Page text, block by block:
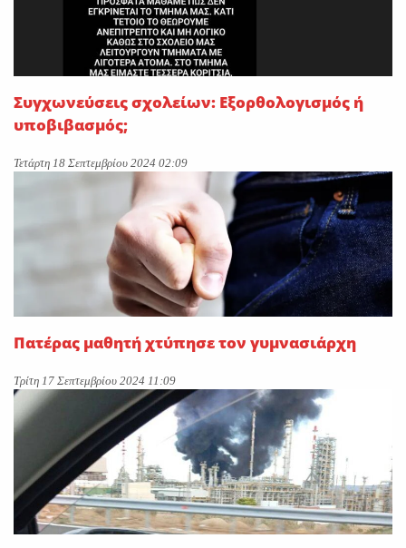
Συγχωνεύσεις σχολείων: Εξορθολογισμός ή
υποβιβασμός;
Τετάρτη 18 Σεπτεμβρίου 2024 02:09
Πατέρας μαθητή χτύπησε τον γυμνασιάρχη
Τρίτη 17 Σεπτεμβρίου 2024 11:09